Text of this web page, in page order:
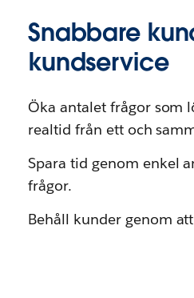
Snabbare
kundservice
Öka antalet frågor som
realtid från ett och
Spara tid genom enkel
frågor.
Behåll kunder genom